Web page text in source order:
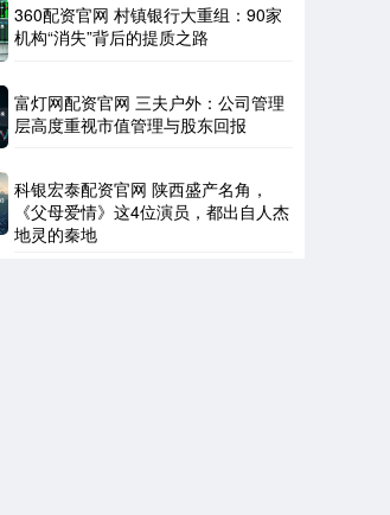
360配资官网 村镇银行大重组：90家
机构“消失”背后的提质之路
富灯网配资官网 三夫户外：公司管理
层高度重视市值管理与股东回报
科银宏泰配资官网 陕西盛产名角，
《父母爱情》这4位演员，都出自人杰
地灵的秦地